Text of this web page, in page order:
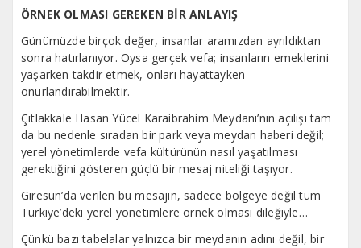
ÖRNEK OLMASI GEREKEN BİR ANLAYIŞ
Günümüzde birçok değer, insanlar aramızdan ayrıldıktan
sonra hatırlanıyor. Oysa gerçek vefa; insanların emeklerini
yaşarken takdir etmek, onları hayattayken
onurlandırabilmektir.
Çıtlakkale Hasan Yücel Karaibrahim Meydanı’nın açılışı tam
da bu nedenle sıradan bir park veya meydan haberi değil;
yerel yönetimlerde vefa kültürünün nasıl yaşatılması
gerektiğini gösteren güçlü bir mesaj niteliği taşıyor.
Giresun’da verilen bu mesajın, sadece bölgeye değil tüm
Türkiye’deki yerel yönetimlere örnek olması dileğiyle…
Çünkü bazı tabelalar yalnızca bir meydanın adını değil, bir